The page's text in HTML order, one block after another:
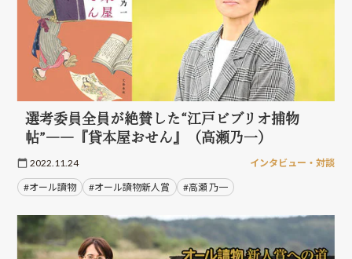
選考委員全員が絶賛した“江戸ビブリオ捕物
帖”――『貸本屋おせん』（高瀬乃一）
2022.11.24 インタビュー・対談
#オール讀物 #オール讀物新人賞 #高瀬 乃一